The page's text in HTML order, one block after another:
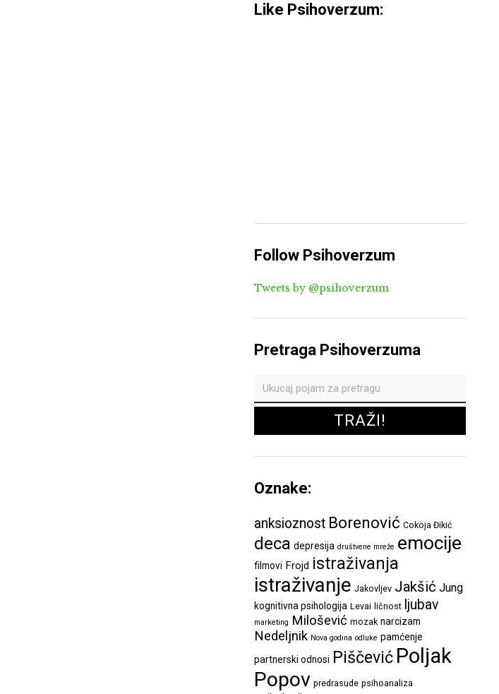
Like Psihoverzum:
Follow Psihoverzum
Tweets by @psihoverzum
Pretraga Psihoverzuma
Oznake:
anksioznost Borenović Cokoja Đikić
deca depresija društvene mreže emocije
filmovi Frojd istraživanja
istraživanje Jakovljev Jakšić Jung
kognitivna psihologija Levai ličnost ljubav
marketing Milošević mozak narcizam
Nedeljnik Nova godina odluke pamćenje
partnerski odnosi Piščević Poljak
Popov predrasude psihoanaliza